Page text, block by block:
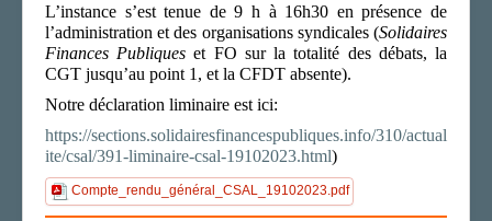
L’instance s’est tenue de 9 h à 16h30 en présence de
l’administration et des organisations syndicales (Solidaires
Finances Publiques et FO sur la totalité des débats, la
CGT jusqu’au point 1, et la CFDT absente).
Notre déclaration liminaire est ici:
https://sections.solidairesfinancespubliques.info/310/actual
ite/csal/391-liminaire-csal-19102023.html)
Compte_rendu_général_CSAL_19102023.pdf